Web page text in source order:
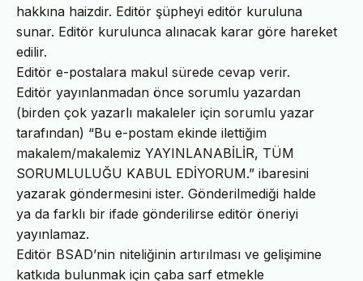
hakkına haizdir. Editör şüpheyi editör kuruluna
sunar. Editör kurulunca alınacak karar göre hareket
edilir.
Editör e-postalara makul sürede cevap verir.
Editör yayınlanmadan önce sorumlu yazardan
(birden çok yazarlı makaleler için sorumlu yazar
tarafından) “Bu e-postam ekinde ilettiğim
makalem/makalemiz YAYINLANABİLİR, TÜM
SORUMLULUĞU KABUL EDİYORUM.” ibaresini
yazarak göndermesini ister. Gönderilmediği halde
ya da farklı bir ifade gönderilirse editör öneriyi
yayınlamaz.
Editör BSAD’nin niteliğinin artırılması ve gelişimine
katkıda bulunmak için çaba sarf etmekle